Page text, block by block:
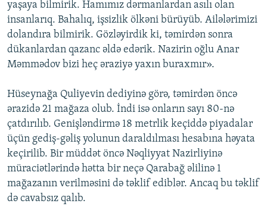
yaşaya bilmirik. Hamımız dərmanlardan asılı olan
insanlarıq. Bahalıq, işsizlik ölkəni bürüyüb. Ailələrimizi
dolandıra bilmirik. Gözləyirdik ki, təmirdən sonra
dükanlardan qazanc əldə edərik. Nazirin oğlu Anar
Məmmədov bizi heç əraziyə yaxın buraxmır».
Hüseynağa Quliyevin dediyinə görə, təmirdən öncə
ərazidə 21 mağaza olub. İndi isə onların sayı 80-nə
çatdırılıb. Genişləndirmə 18 metrlik keçiddə piyadalar
üçün gediş-gəliş yolunun daraldılması hesabına həyata
keçirilib. Bir müddət öncə Nəqliyyat Nazirliyinə
müraciətlərində hətta bir neçə Qarabağ əlilinə 1
mağazanın verilməsini də təklif ediblər. Ancaq bu təklif
də cavabsız qalıb.